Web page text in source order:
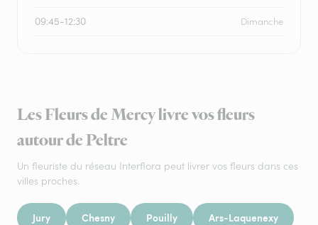
09:45-12:30 Dimanche
Les Fleurs de Mercy livre vos fleurs
autour de Peltre
Un fleuriste du réseau Interflora peut livrer vos fleurs dans ces
villes proches.
Jury Chesny Pouilly Ars-Laquenexy